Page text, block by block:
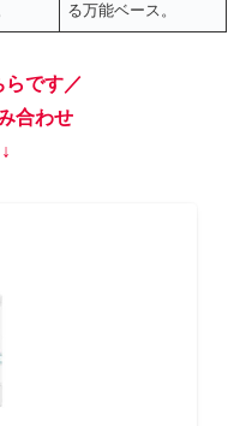
る万能ベース。
らです／
合わせ